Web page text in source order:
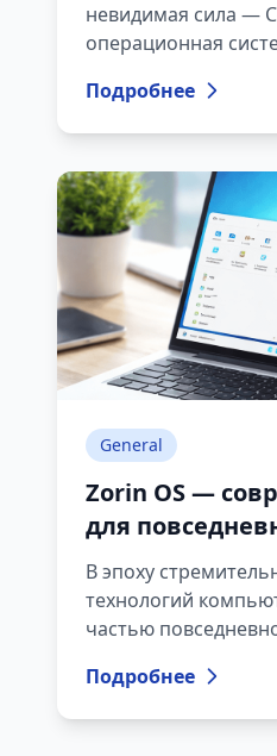
невидимая сила —
операционная
пользователя, то
создана для
Подробнее
General
Zorin OS —
для
пользователя
В эпоху
технологий
частью
прежнему
связанными с
Подробнее